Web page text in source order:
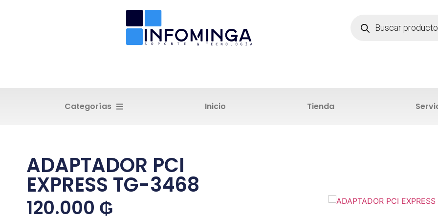
Categorías Inicio Tienda
ADAPTADOR PCI
EXPRESS TG-3468
120.000 ₲